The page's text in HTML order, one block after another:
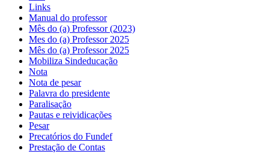
Links
Manual do professor
Mês do (a) Professor (2023)
Mes do (a) Professor 2025
Mês do (a) Professor 2025
Mobiliza Sindeducação
Nota
Nota de pesar
Palavra do presidente
Paralisação
Pautas e reividicações
Pesar
Precatórios do Fundef
Prestação de Contas